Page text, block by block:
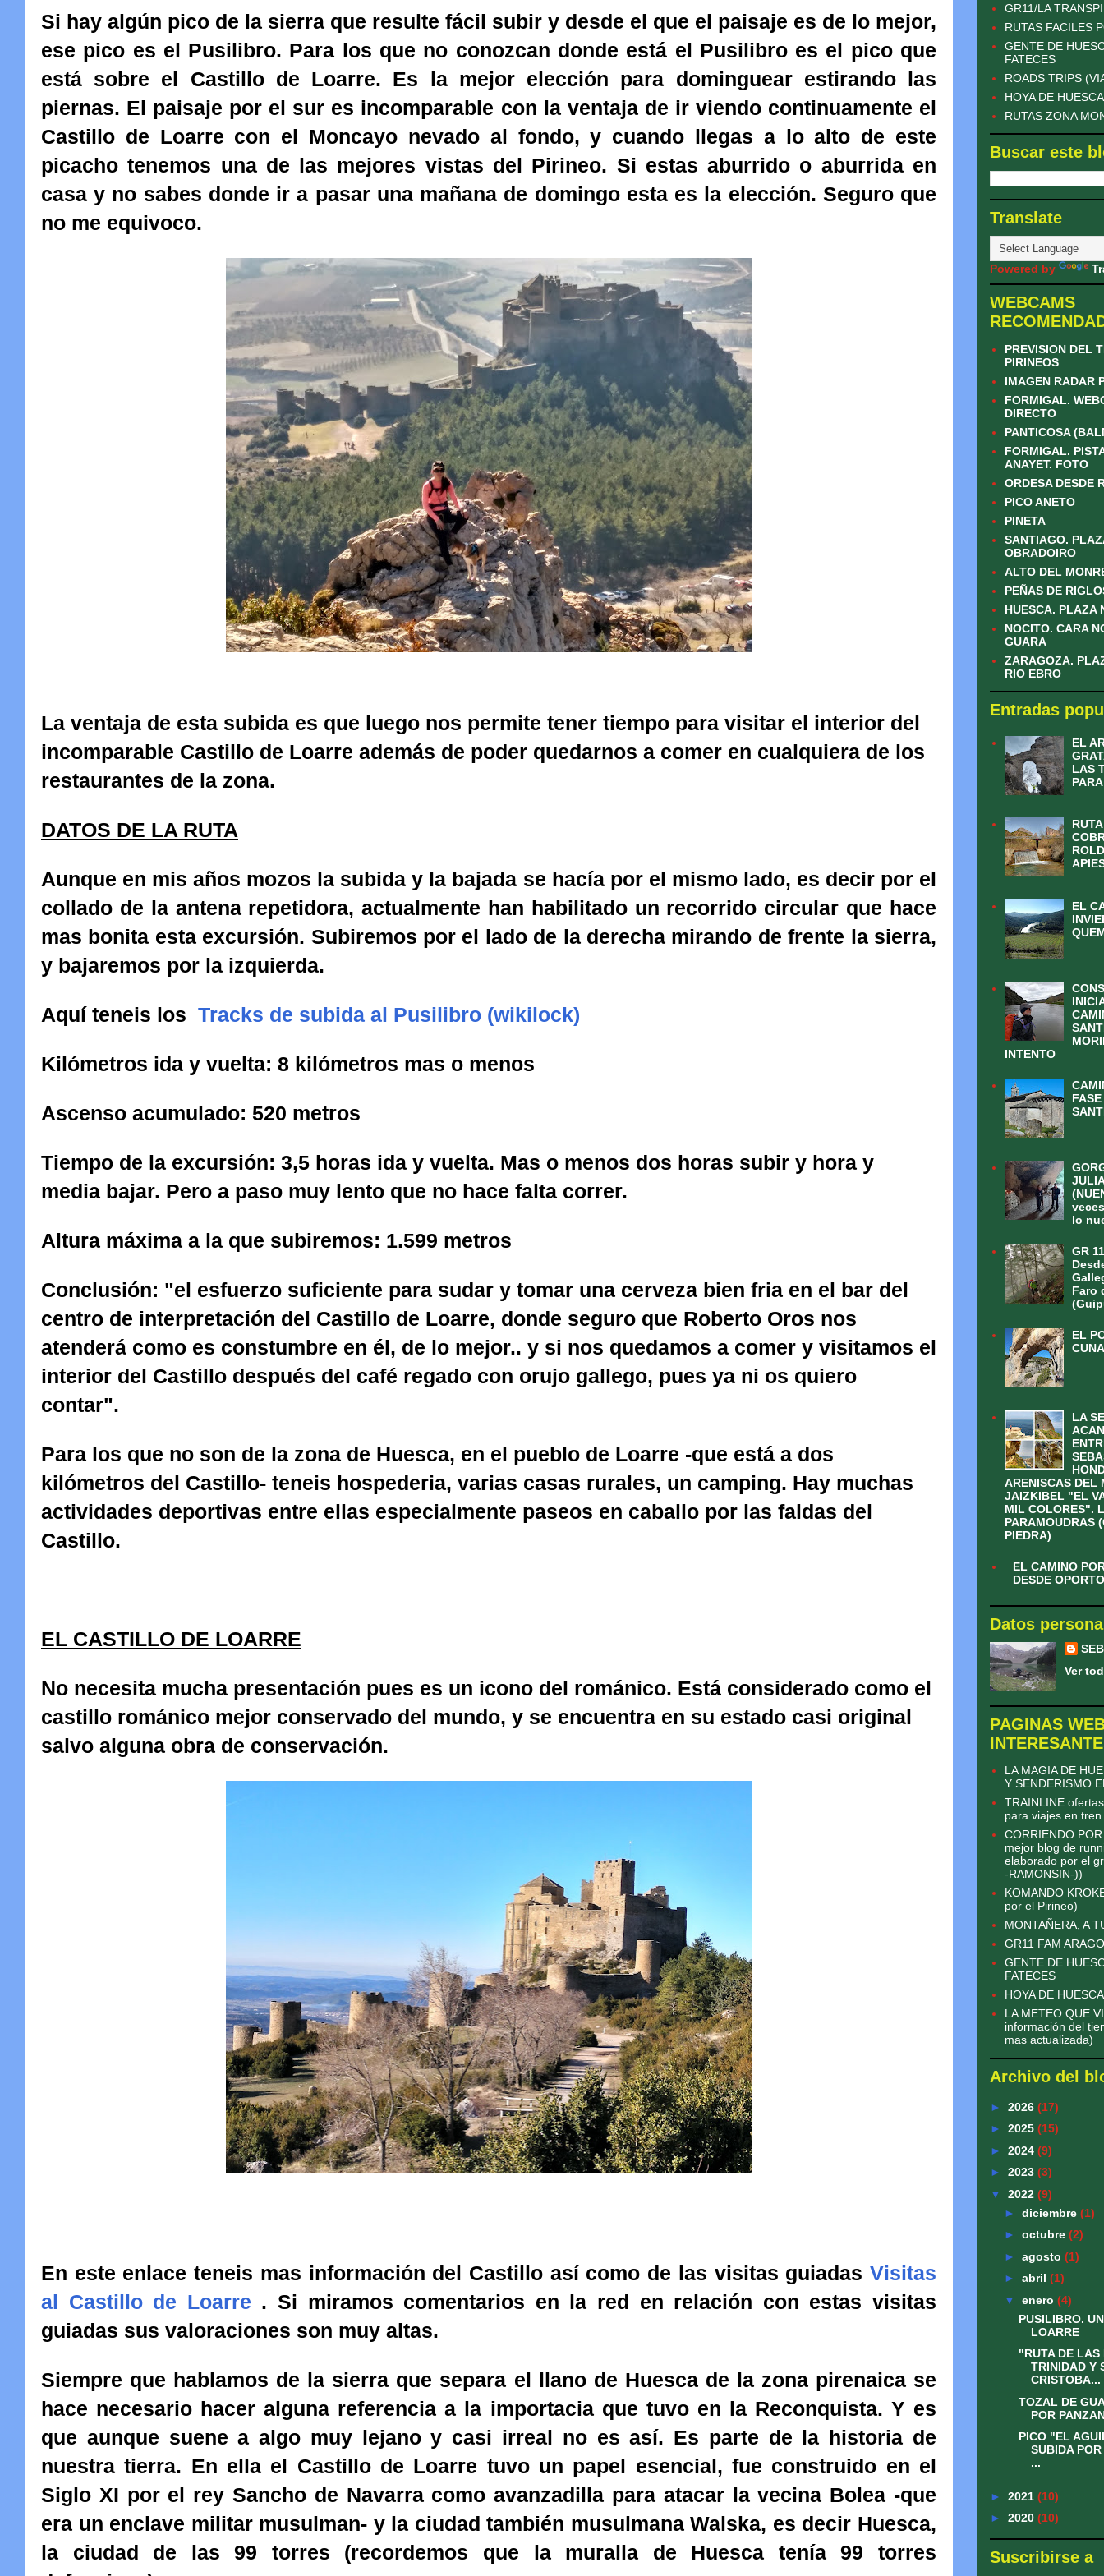
Si hay algún pico de la sierra que resulte fácil subir y desde el que el paisaje es de lo mejor,
ese pico es el Pusilibro. Para los que no conozcan donde está el Pusilibro es el pico que
está sobre el Castillo de Loarre. Es la mejor elección para dominguear estirando las
piernas. El paisaje por el sur es incomparable con la ventaja de ir viendo continuamente el
Castillo de Loarre con el Moncayo nevado al fondo, y cuando llegas a lo alto de este
picacho tenemos una de las mejores vistas del Pirineo. Si estas aburrido o aburrida en
casa y no sabes donde ir a pasar una mañana de domingo esta es la elección. Seguro que
no me equivoco.
La ventaja de esta subida es que luego nos permite tener tiempo para visitar el interior del
incomparable Castillo de Loarre además de poder quedarnos a comer en cualquiera de los
restaurantes de la zona.
DATOS DE LA RUTA
Aunque en mis años mozos la subida y la bajada se hacía por el mismo lado, es decir por el
collado de la antena repetidora, actualmente han habilitado un recorrido circular que hace
mas bonita esta excursión. Subiremos por el lado de la derecha mirando de frente la sierra,
y bajaremos por la izquierda.
Aquí teneis los Tracks de subida al Pusilibro (wikilock)
Kilómetros ida y vuelta: 8 kilómetros mas o menos
Ascenso acumulado: 520 metros
Tiempo de la excursión: 3,5 horas ida y vuelta. Mas o menos dos horas subir y hora y
media bajar. Pero a paso muy lento que no hace falta correr.
Altura máxima a la que subiremos: 1.599 metros
Conclusión: "el esfuerzo suficiente para sudar y tomar una cerveza bien fria en el bar del
centro de interpretación del Castillo de Loarre, donde seguro que Roberto Oros nos
atenderá como es constumbre en él, de lo mejor.. y si nos quedamos a comer y visitamos el
interior del Castillo después del café regado con orujo gallego, pues ya ni os quiero
contar".
Para los que no son de la zona de Huesca, en el pueblo de Loarre -que está a dos
kilómetros del Castillo- teneis hospederia, varias casas rurales, un camping. Hay muchas
actividades deportivas entre ellas especialmente paseos en caballo por las faldas del
Castillo.
EL CASTILLO DE LOARRE
No necesita mucha presentación pues es un icono del románico. Está considerado como el
castillo románico mejor conservado del mundo, y se encuentra en su estado casi original
salvo alguna obra de conservación.
En este enlace teneis mas información del Castillo así como de las visitas guiadas Visitas
al Castillo de Loarre . Si miramos comentarios en la red en relación con estas visitas
guiadas sus valoraciones son muy altas.
Siempre que hablamos de la sierra que separa el llano de Huesca de la zona pirenaica se
hace necesario hacer alguna referencia a la importacia que tuvo en la Reconquista. Y es
que aunque suene a algo muy lejano y casi irreal no es así. Es parte de la historia de
nuestra tierra. En ella el Castillo de Loarre tuvo un papel esencial, fue construido en el
Siglo XI por el rey Sancho de Navarra como avanzadilla para atacar la vecina Bolea -que
era un enclave militar musulman- y la ciudad también musulmana Walska, es decir Huesca,
la ciudad de las 99 torres (recordemos que la muralla de Huesca tenía 99 torres
GR11/LA
RUTAS FACILES
GENTE DE
FATECES
ROADS TRIPS
HOYA DE
RUTAS ZONA
Buscar este
Translate
Powered by
WEBCAMS
PREVISION DEL
PIRINEOS
IMAGEN RADAR
FORMIGAL.
DIRECTO
PANTICOSA
FORMIGAL.
ANAYET. FOTO
ORDESA DESDE
PICO ANETO
PINETA
SANTIAGO.
OBRADOIRO
ALTO DEL
PEÑAS DE
HUESCA. PLAZA
NOCITO. CARA
GUARA
ZARAGOZA.
RIO EBRO
Entradas
EL
LAS
EL
INTENTO
lo
GR
Faro
EL
LA
ARENISCAS DEL
JAIZKIBEL "EL
MIL COLORES".
PARAMOUDRAS
PIEDRA)
EL CAMINO
DESDE
Datos
Ver
PAGINAS
LA MAGIA DE
Y SENDERISMO
TRAINLINE
para viajes en tren
CORRIENDO
mejor blog de
elaborado por el
-RAMONSIN-))
KOMANDO
por el Pirineo)
MONTAÑERA, A
GR11 FAM
GENTE DE
FATECES
HOYA DE
LA METEO QUE
información del
mas actualizada)
Archivo del
► 2026 (17)
► 2025 (15)
► 2024 (9)
► 2023 (3)
▼ 2022 (9)
► diciembre (1)
► octubre (2)
► agosto (1)
► abril (1)
▼ enero (4)
PUSILIBRO.
LOARRE
"RUTA DE LAS
TRINIDAD Y
CRISTOBA...
TOZAL DE
POR
PICO "EL
SUBIDA
...
► 2021 (10)
► 2020 (10)
Suscribirse a